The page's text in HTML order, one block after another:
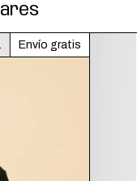
Envío gratis